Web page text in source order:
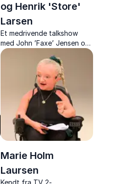
og Henrik 'Store'
Larsen
Et medrivende talkshow
med John ’Faxe’ Jensen og
Henrik ’Store’ Larsen – to
EM-legender, der deler
historier fra dansk fodbolds
største øjeblik.
Marie Holm
Laursen
Kendt fra TV 2-